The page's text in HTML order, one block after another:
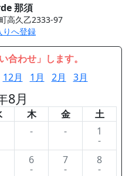
那須
高久乙2333-97
りへ登録
合わせ」します。
12月 1月 2月 3月
8月
木 金
土
- - 1
-
6
-
7
-
8
-